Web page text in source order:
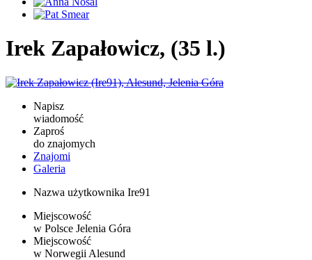
Irek Zapałowicz, (35 l.)
Napisz
wiadomość
Zaproś
do znajomych
Znajomi
Galeria
Nazwa użytkownika Ire91
Miejscowość
w Polsce Jelenia Góra
Miejscowość
w Norwegii Alesund